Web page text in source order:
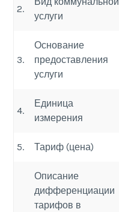
2.
услуги
3.
Основание
предоставления
услуги
4.
Единица
измерения
5. Тариф (цена)
Описание
дифференциации
тарифов в